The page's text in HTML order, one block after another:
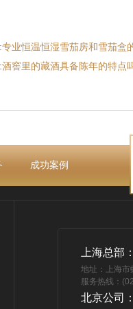
专业恒温恒湿雪茄房和雪茄盒
酒窖里的藏酒具备陈年的特点
成功案例
上海总部
地址：上海
服务热线：
北京公司